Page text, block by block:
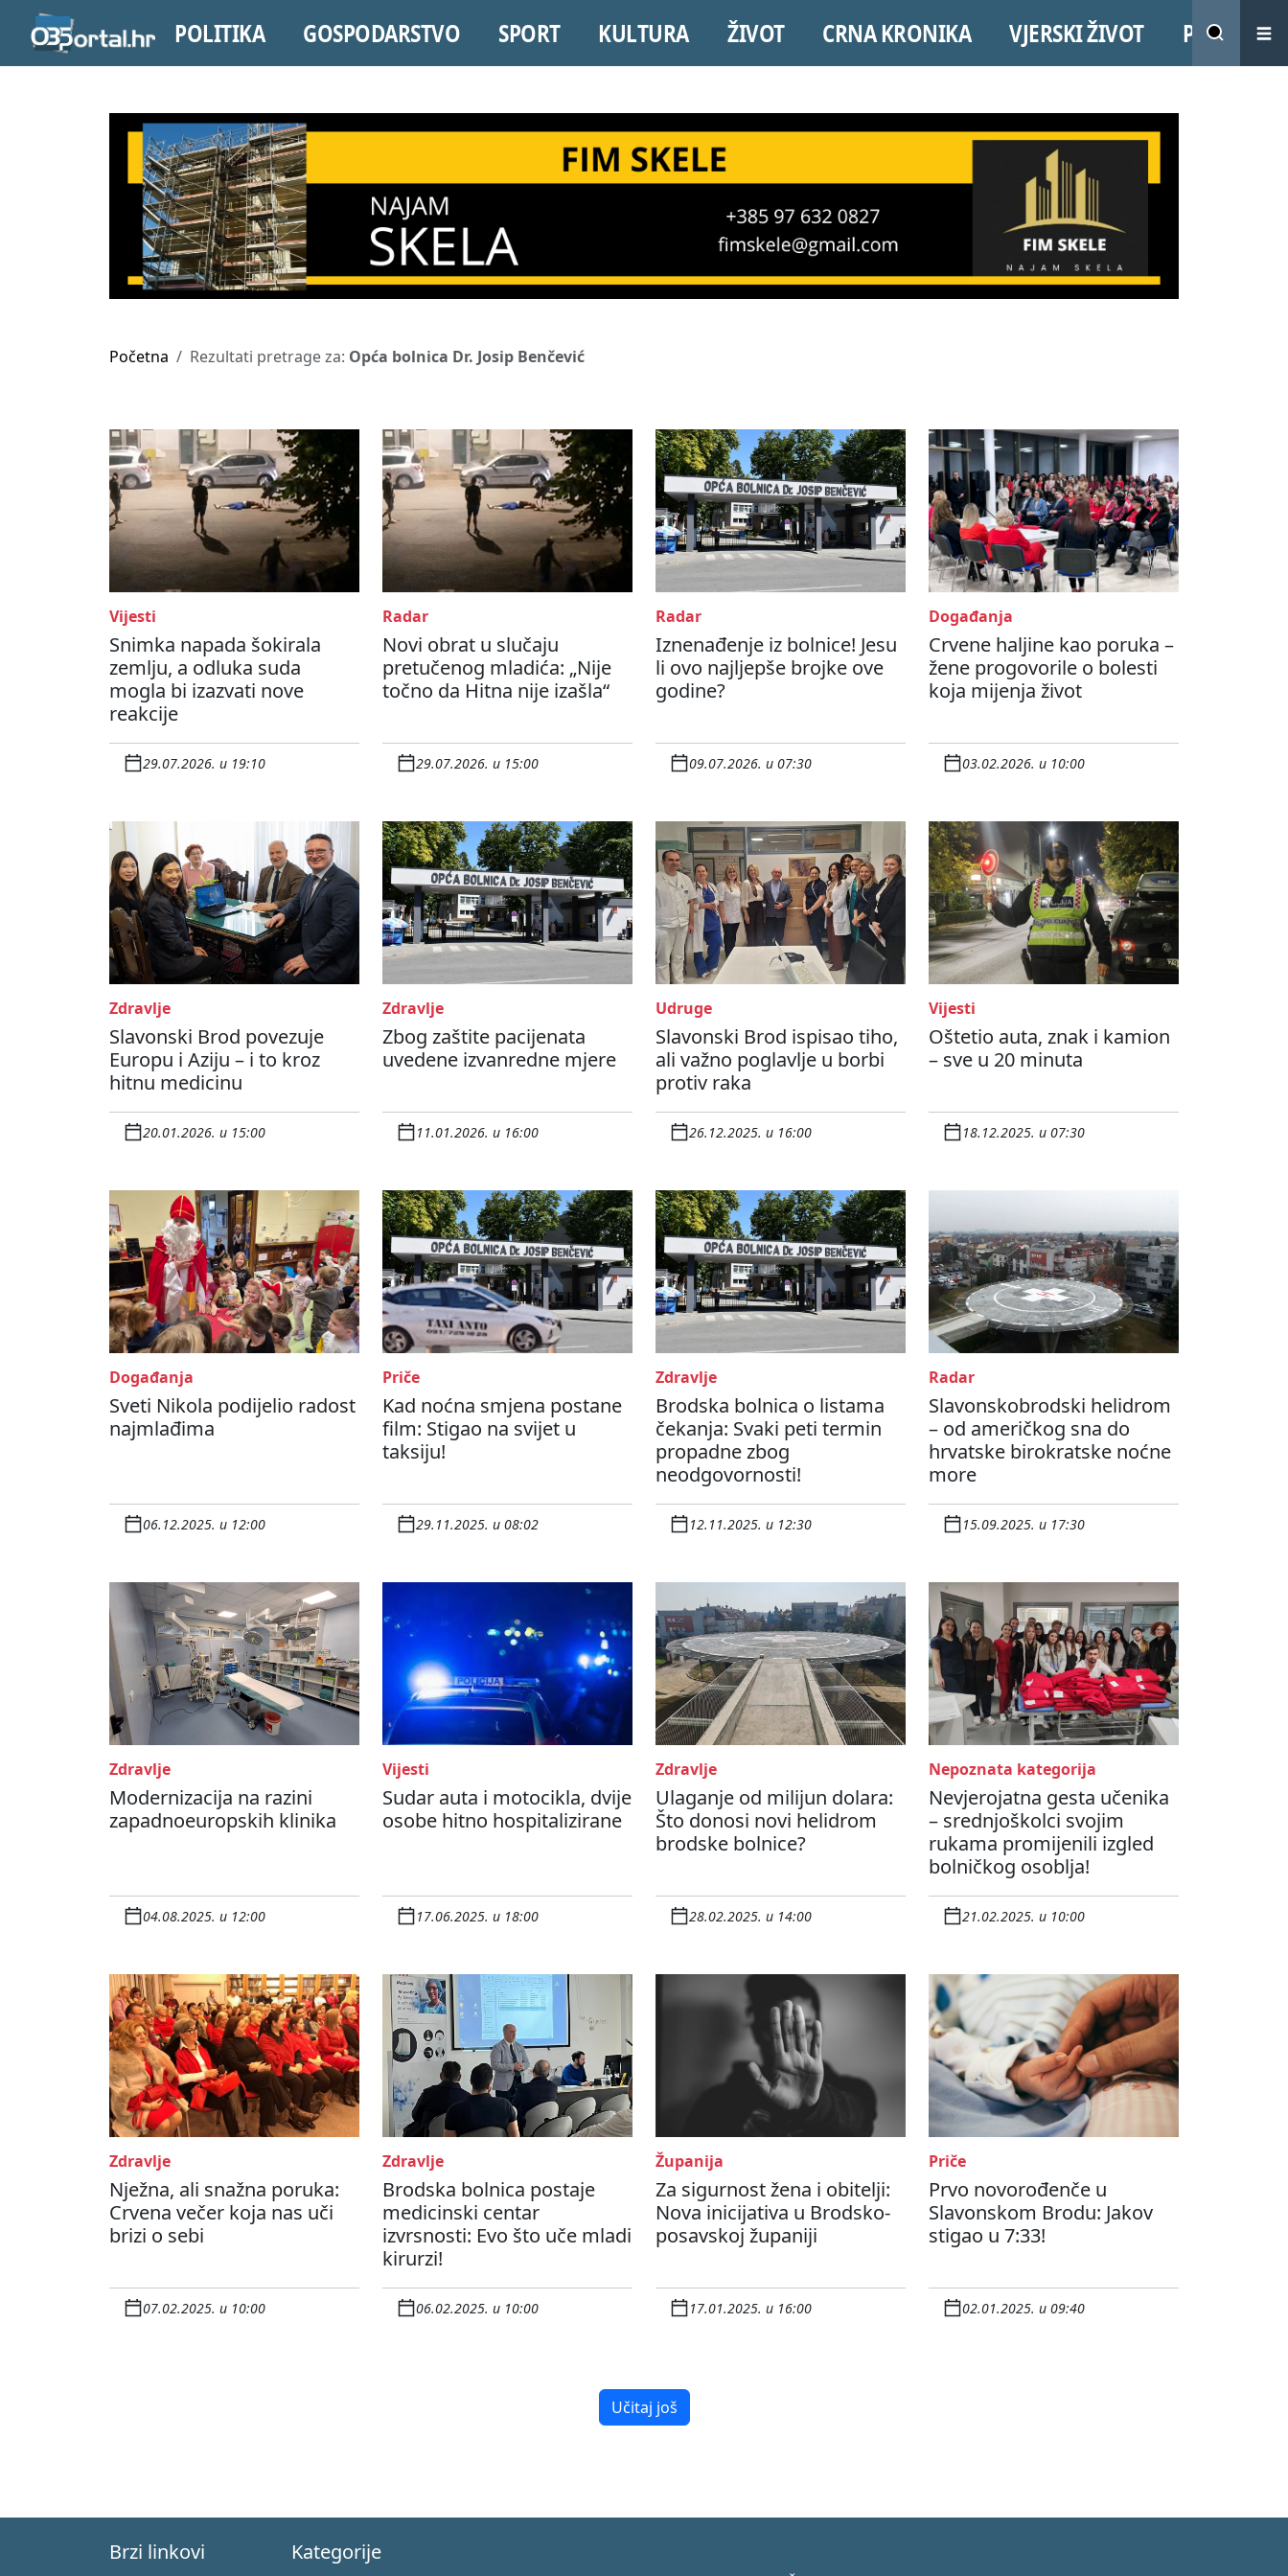
POLITIKA GOSPODARSTVO SPORT KULTURA ŽIVOT CRNA KRONIKA VJERSKI ŽIVOT PROMO
Početna Rezultati pretrage za: Opća bolnica Dr. Josip Benčević
Vijesti
Snimka napada šokirala
zemlju, a odluka suda
mogla bi izazvati nove
reakcije
29.07.2026. u 19:10
Radar
Novi obrat u slučaju
pretučenog mladića: „Nije
točno da Hitna nije izašla“
29.07.2026. u 15:00
Radar
Iznenađenje iz bolnice! Jesu
li ovo najljepše brojke ove
godine?
09.07.2026. u 07:30
Događanja
Crvene haljine kao poruka –
žene progovorile o bolesti
koja mijenja život
03.02.2026. u 10:00
Zdravlje
Slavonski Brod povezuje
Europu i Aziju – i to kroz
hitnu medicinu
20.01.2026. u 15:00
Zdravlje
Zbog zaštite pacijenata
uvedene izvanredne mjere
11.01.2026. u 16:00
Udruge
Slavonski Brod ispisao tiho,
ali važno poglavlje u borbi
protiv raka
26.12.2025. u 16:00
Vijesti
Oštetio auta, znak i kamion
– sve u 20 minuta
18.12.2025. u 07:30
Događanja
Sveti Nikola podijelio radost
najmlađima
06.12.2025. u 12:00
Priče
Kad noćna smjena postane
film: Stigao na svijet u
taksiju!
29.11.2025. u 08:02
Zdravlje
Brodska bolnica o listama
čekanja: Svaki peti termin
propadne zbog
neodgovornosti!
12.11.2025. u 12:30
Radar
Slavonskobrodski helidrom
– od američkog sna do
hrvatske birokratske noćne
more
15.09.2025. u 17:30
Zdravlje
Modernizacija na razini
zapadnoeuropskih klinika
04.08.2025. u 12:00
Vijesti
Sudar auta i motocikla, dvije
osobe hitno hospitalizirane
17.06.2025. u 18:00
Zdravlje
Ulaganje od milijun dolara:
Što donosi novi helidrom
brodske bolnice?
28.02.2025. u 14:00
Nepoznata kategorija
Nevjerojatna gesta učenika
– srednjoškolci svojim
rukama promijenili izgled
bolničkog osoblja!
21.02.2025. u 10:00
Zdravlje
Nježna, ali snažna poruka:
Crvena večer koja nas uči
brizi o sebi
07.02.2025. u 10:00
Zdravlje
Brodska bolnica postaje
medicinski centar
izvrsnosti: Evo što uče mladi
kirurzi!
06.02.2025. u 10:00
Županija
Za sigurnost žena i obitelji:
Nova inicijativa u Brodsko-
posavskoj županiji
17.01.2025. u 16:00
Priče
Prvo novorođenče u
Slavonskom Brodu: Jakov
stigao u 7:33!
02.01.2025. u 09:40
Učitaj još
Brzi linkovi Kategorije